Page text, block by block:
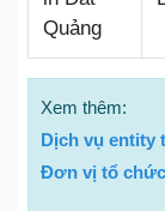
Quảng
Xem thêm:
Dịch vụ entity
Đơn vị tổ chức